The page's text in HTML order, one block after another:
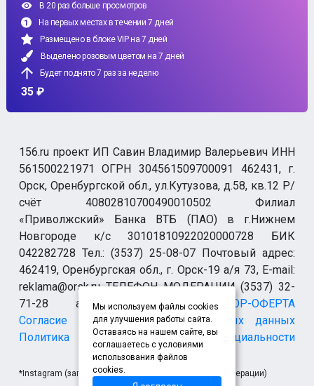
В 20 раз больше просмотров
На первых местах в течении 7 дней
Размещено в блоке VIP на 7 дней
Выделено розовым цветом на 7 дней
Будет поднято 7 раз за неделю
35 ₽
156.ru проект ИП Савин Владимир Валерьевич ИНН
561500221971 ОГРН 304561509700091 462431, г.
Орск, Оренбургской обл., ул.Кутузова, д.58, кв.12 Р/
счёт 40802810700490010502 Филиал
«Приволжский» Банка ВТБ (ПАО) в г.Нижнем
Новгороде к/с 30101810922020000728 БИК
042282728 Тел.: (3537) 25-08-07 Почтовый адрес:
462419, Оренбургская обл., г. Орск-19 а/я 73, E-mail:
reklama@orsk.ru ТЕЛЕФОН МОДЕРАЦИИ (3537) 32-
71-28 allsupport@orsk.ruДОГОВОР-ОФЕРТА
Согласие на обработку персональных данных
Политика конфиденциальности
*Instagram (запрещен на территории Российской Федерации)
Мы используем файлы cookies
для улучшения работы сайта.
Оставаясь на нашем сайте, вы
соглашаетесь с условиями
использования файлов
cookies.